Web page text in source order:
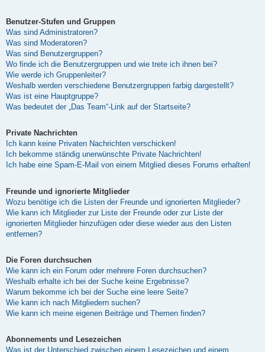
Benutzer-Stufen und Gruppen
Was sind Administratoren?
Was sind Moderatoren?
Was sind Benutzergruppen?
Wo finde ich die Benutzergruppen und wie trete ich ihnen bei?
Wie werde ich Gruppenleiter?
Weshalb werden verschiedene Benutzergruppen farbig dargestellt?
Was ist eine Hauptgruppe?
Was bedeutet der „Das Team“-Link auf der Startseite?
Private Nachrichten
Ich kann keine Privaten Nachrichten verschicken!
Ich bekomme ständig unerwünschte Private Nachrichten!
Ich habe eine Spam-E-Mail von einem Mitglied dieses Forums erhalten!
Freunde und ignorierte Mitglieder
Wozu benötige ich die Listen der Freunde und ignorierten Mitglieder?
Wie kann ich Mitglieder zur Liste der Freunde oder zur Liste der
ignorierten Mitglieder hinzufügen oder diese wieder aus den Listen
entfernen?
Die Foren durchsuchen
Wie kann ich ein Forum oder mehrere Foren durchsuchen?
Weshalb erhalte ich bei der Suche keine Ergebnisse?
Warum bekomme ich bei der Suche eine leere Seite?
Wie kann ich nach Mitgliedern suchen?
Wie kann ich meine eigenen Beiträge und Themen finden?
Abonnements und Lesezeichen
Was ist der Unterschied zwischen einem Lesezeichen und einem